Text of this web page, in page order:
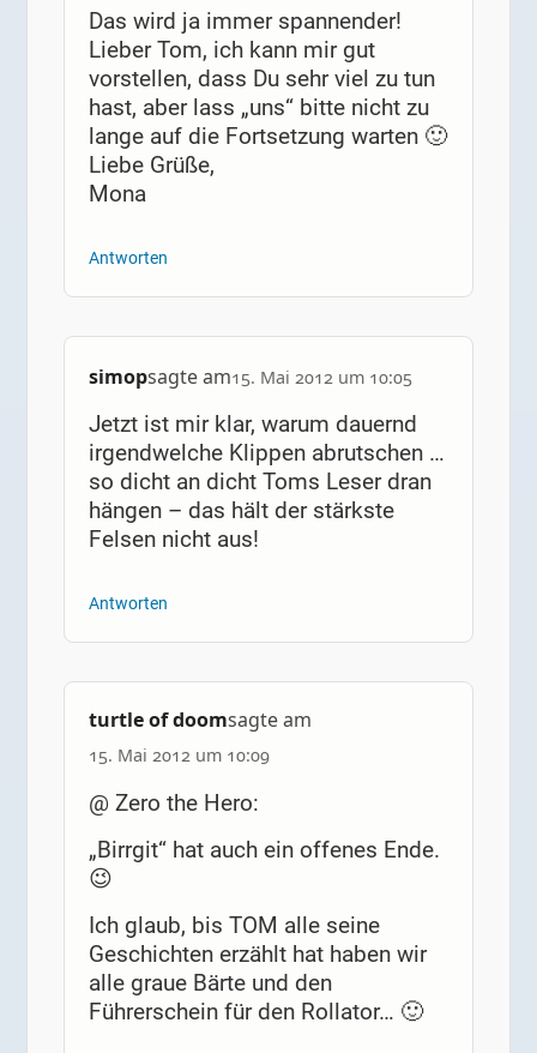
Das wird ja immer spannender!
Lieber Tom, ich kann mir gut
vorstellen, dass Du sehr viel zu tun
hast, aber lass „uns“ bitte nicht zu
lange auf die Fortsetzung warten 🙂
Liebe Grüße,
Mona
Antworten
simopsagte am15. Mai 2012 um 10:05
Jetzt ist mir klar, warum dauernd
irgendwelche Klippen abrutschen …
so dicht an dicht Toms Leser dran
hängen – das hält der stärkste
Felsen nicht aus!
Antworten
turtle of doomsagte am
15. Mai 2012 um 10:09
@ Zero the Hero:
„Birrgit“ hat auch ein offenes Ende.
😉
Ich glaub, bis TOM alle seine
Geschichten erzählt hat haben wir
alle graue Bärte und den
Führerschein für den Rollator… 🙂